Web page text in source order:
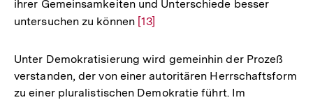
ihrer Gemeinsamkeiten und Unterschiede besser
untersuchen zu können Zur
der
Fußnote
[13]
Unter Demokratisierung wird gemeinhin der Prozeß
verstanden, der von einer autoritären Herrschaftsform
zu einer pluralistischen Demokratie führt. Im